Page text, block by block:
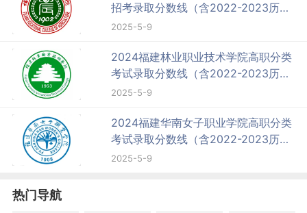
招考录取分数线（含2022-2023历
年）
2025-5-9
2024福建林业职业技术学院高职分类
考试录取分数线（含2022-2023历
年）
2025-5-9
2024福建华南女子职业学院高职分类
考试录取分数线（含2022-2023历
年）
2025-5-9
热门导航